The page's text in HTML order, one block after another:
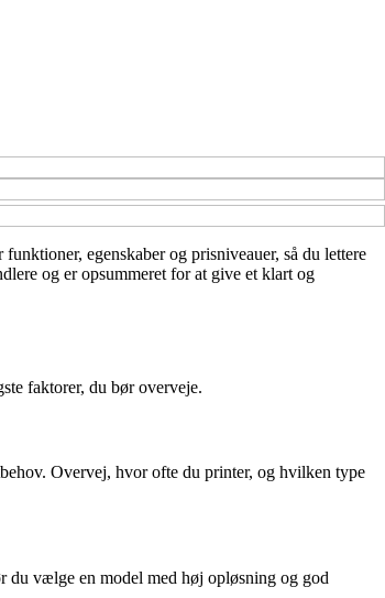
egenskaber og prisniveauer, så du lettere
og er opsummeret for at give et klart og
faktorer, du bør overveje.
Overvej, hvor ofte du printer, og hvilken type
du vælge en model med høj opløsning og god